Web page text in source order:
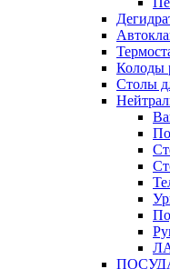
Колоды
Столы